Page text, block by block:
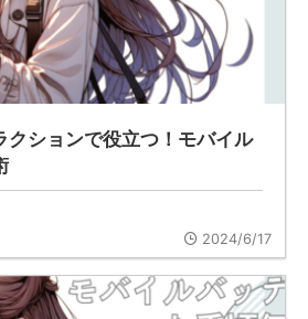
クションで役立つ！モバイル
2024/6/17